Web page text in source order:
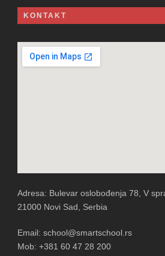
KONTAKT
Adresa: Bulevar oslobođenja 78, V
21000 Novi Sad, Serbia
Email: school@smartschool.rs
Mob: +381 60 47 28 200